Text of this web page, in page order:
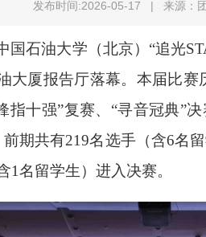
发布时间:2026-05-17 | 来源：
国石油大学（北京）“追光
大厦报告厅落幕。 本届比赛
指十强”复赛、“寻音冠典”
期共有219名选手（含6名
1名留学生）进入决赛。